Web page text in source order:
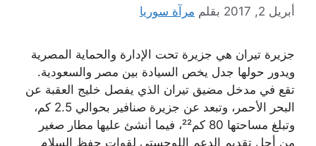
أبريل 2, 2017 بقلم مرآة سوريا
جزيرة تيران هي جزيرة تحت الإدارة والحماية المصرية
ويدور حولها جدل يخص السيادة بين مصر والسعودية.
تقع في مدخل مضيق تيران الذي يفصل خليج العقبة عن
البحر الأحمر، وتبعد عن جزيرة صنافير بحوالي 2.5 كم،
وتبلغ مساحتها 80 كم²²، فيما أنشئ عليها مطار صغير
من أجل تقديم الدعم اللوجستي لقوات حفظ السلام